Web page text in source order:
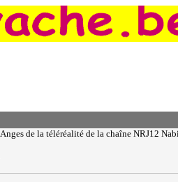
de la téléréalité de la chaîne NRJ12